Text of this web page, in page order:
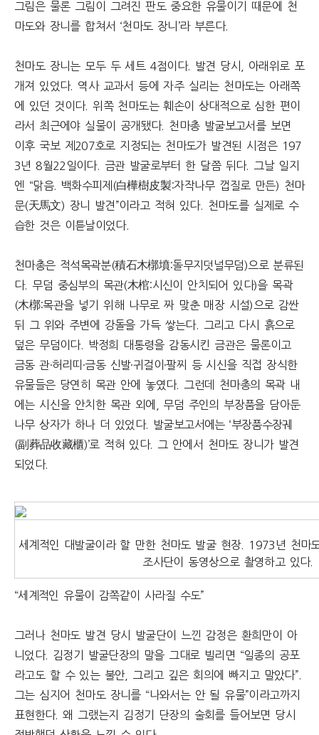
그림은 물론 그림이 그려진 판도 중요한 유물이기 때문에 천
마도와 장니를 합쳐서 ‘천마도 장니’라 부른다.
천마도 장니는 모두 두 세트 4점이다. 발견 당시, 아래위로 포
개져 있었다. 역사 교과서 등에 자주 실리는 천마도는 아래쪽
에 있던 것이다. 위쪽 천마도는 훼손이 상대적으로 심한 편이
라서 최근에야 실물이 공개됐다. 천마총 발굴보고서를 보면
이후 국보 제207호로 지정되는 천마도가 발견된 시점은 197
3년 8월22일이다. 금관 발굴로부터 한 달쯤 뒤다. 그날 일지
엔 “맑음. 백화수피제(白樺樹皮製:자작나무 껍질로 만든) 천마
문(天馬文) 장니 발견”이라고 적혀 있다. 천마도를 실제로 수
습한 것은 이튿날이었다.
천마총은 적석목곽분(積石木槨墳:돌무지덧널무덤)으로 분류된
다. 무덤 중심부의 목관(木棺:시신이 안치되어 있다)을 목곽
(木槨:목관을 넣기 위해 나무로 짜 맞춘 매장 시설)으로 감싼
뒤 그 위와 주변에 강돌을 가득 쌓는다. 그리고 다시 흙으로
덮은 무덤이다. 박정희 대통령을 감동시킨 금관은 물론이고
금동 관·허리띠·금동 신발·귀걸이·팔찌 등 시신을 직접 장식한
유물들은 당연히 목관 안에 놓였다. 그런데 천마총의 목곽 내
에는 시신을 안치한 목관 외에, 무덤 주인의 부장품을 담아둔
나무 상자가 하나 더 있었다. 발굴보고서에는 ‘부장품수장궤
(副葬品收藏櫃)’로 적혀 있다. 그 안에서 천마도 장니가 발견
되었다.
세계적인 대발굴이라 할 만한 천마도 발굴 현장. 1973년 천마
조사단이 동영상으로 촬영하고 있다.
“세계적인 유물이 감쪽같이 사라질 수도”
그러나 천마도 발견 당시 발굴단이 느낀 감정은 환희만이 아
니었다. 김정기 발굴단장의 말을 그대로 빌리면 “일종의 공포
라고도 할 수 있는 불안, 그리고 깊은 회의에 빠지고 말았다”.
그는 심지어 천마도 장니를 “나와서는 안 될 유물”이라고까지
표현한다. 왜 그랬는지 김정기 단장의 술회를 들어보면 당시